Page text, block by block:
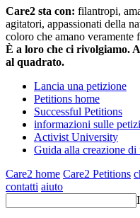
Care2 sta con: filantropi,
agitatori, appassionati della
coloro che amano veramente
È a loro che ci rivolgiamo.
al quadrato.
Lancia una petizione
Petitions home
Successful Petitions
informazioni sulle
Activist University
Guida alla creazione di
Care2 home Care2 Petitions
contatti aiuto